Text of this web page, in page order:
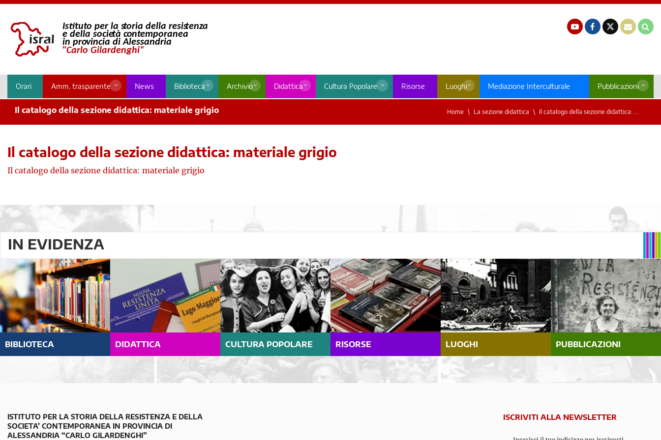
Orari Amm. trasparente News Biblioteca Archivio Didattica Cultura Popolare Risorse Luoghi Mediazione Interculturale Pubblicazioni
Il catalogo della sezione didattica: materiale grigio Home La sezione didattica Il catalogo della sezione didattica: ...
Il catalogo della sezione didattica: materiale grigio
Il catalogo della sezione didattica: materiale grigio
IN EVIDENZA
BIBLIOTECA DIDATTICA CULTURA POPOLARE RISORSE LUOGHI PUBBLICAZIONI
ISTITUTO PER LA STORIA DELLA RESISTENZA E DELLA
SOCIETA’ CONTEMPORANEA IN PROVINCIA DI
ALESSANDRIA “CARLO GILARDENGHI”
ISCRIVITI ALLA NEWSLETTER